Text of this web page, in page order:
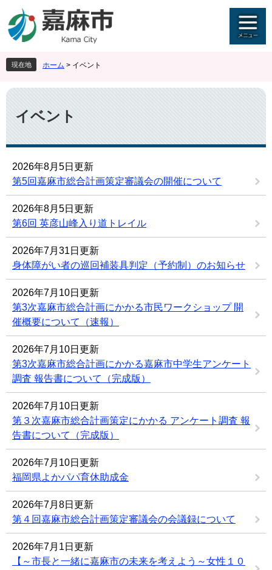
ジ
先
頭
す
。
ュ
を
飛
し
て
本
文
へ
現在地 ホーム > イベント
本
文
イベント
2026年8月5日更新
第5回嘉麻市総合計画策定審議会の開催について
2026年8月5日更新
第6回 英彦山峰入り道トレイル
2026年7月31日更新
身体障がい者の巡回補装具判定（予約制）のお知らせ
2026年7月10日更新
第3次嘉麻市総合計画にかかる市民ワークショップ 開
催概要について（速報）
2026年7月10日更新
第3次嘉麻市総合計画にかかる嘉麻市中学生アンケート
調査 報告書について（完成版）
2026年7月10日更新
第３次嘉麻市総合計画策定にかかる アンケート調査 報
告書について（完成版）
2026年7月10日更新
福岡県よかパパ育休助成金
2026年7月8日更新
第４回嘉麻市総合計画策定審議会の会議録について
2026年7月1日更新
【～市長と一緒に嘉麻市の未来を考えよう～女性１０